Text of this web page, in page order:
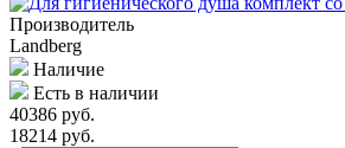
Производитель
Landberg
Наличие
Есть в наличии
40386 руб.
18214 руб.